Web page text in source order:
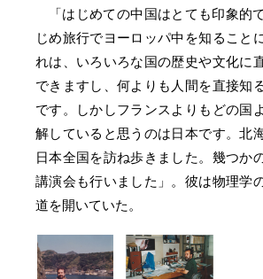
「はじめての中国はとても印象的
じめ旅行でヨーロッパ中を知ること
れは、いろいろな国の歴史や文化に
できますし、何よりも人間を直接知
です。しかしフランスよりもどの国
解していると思うのは日本です。北
日本全国を訪ね歩きました。幾つか
講演会も行いました」。彼は物理学
道を開いていた。